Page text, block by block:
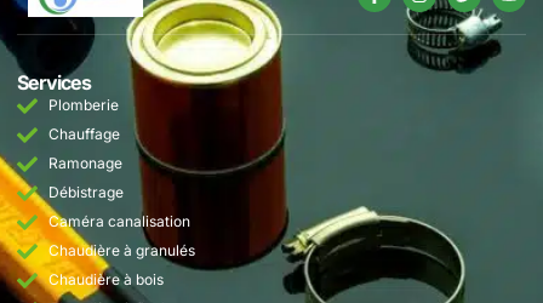
Services
Plomberie
Chauffage
Ramonage
Débistrage
Caméra canalisation
Chaudière à granulés
Chaudière à bois